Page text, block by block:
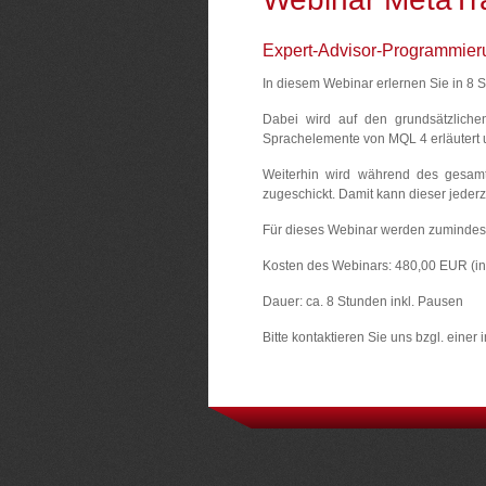
Expert-Advisor-
In diesem Webinar erlernen Sie in 8
Dabei wird auf den
Sprachelemente von MQL 4 erläutert
Weiterhin wird während des
zugeschickt. Damit kann dieser
Für dieses Webinar werden
Kosten des Webinars: 480,00 EUR
Dauer: ca. 8 Stunden inkl. Pausen
Bitte kontaktieren Sie uns bzgl.